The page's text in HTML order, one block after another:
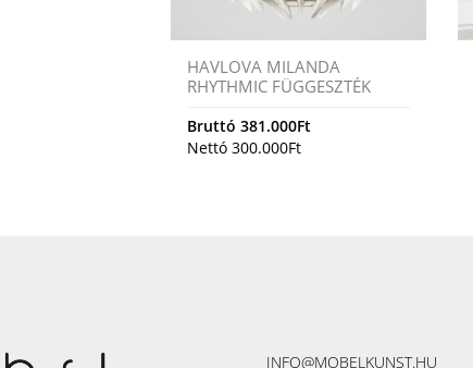
HAVLOVA MILANDA
RHYTHMIC FÜGGESZTÉK
Bruttó 381.000Ft
Nettó 300.000Ft
INFO@MOBELKUNST.HU